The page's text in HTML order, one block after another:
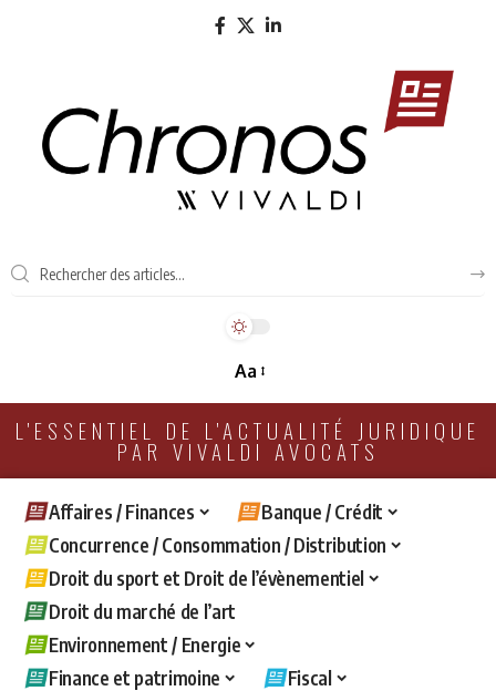
Aa
L'ESSENTIEL DE L'ACTUALITÉ JURIDIQUE
PAR VIVALDI AVOCATS
Affaires / Finances
Banque / Crédit
Concurrence / Consommation / Distribution
Droit du sport et Droit de l’évènementiel
Droit du marché de l’art
Environnement / Energie
Finance et patrimoine
Fiscal